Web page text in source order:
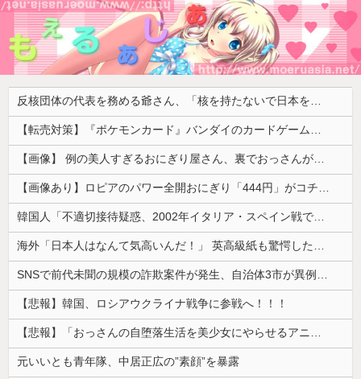
反核団体の代表を務める爺さん、「核を持たないで日本を守れますか」と中学生に詰問された結果……
【転売対策】『ポケモンカード』バンダイのカードゲームも転売対策にマイナンバー導入開始、今月から抽選販売に本人認証、公式大会にも「効果バツグン」
【画像】 例の美人すぎるおにぎり屋さん、裏でおっさんが握っていたｗｗｗｗｗｗｗｗｗｗｗｗｗｗｗｗｗ
【画像あり】ロピアのパワー全開おにぎり「444円」がコチラｗｗｗｗｗ
韓国人「不適切接待疑惑、2002年イタリア・スペイン戦で『韓国に奪われた』と欧州の大手メディアが一斉に報道！」
海外「日本人はなんて気高いんだ！」 英高級紙も驚愕した極限の中の日本人の姿に世界が衝撃
SNSで前代未聞の規模の詐欺案件が発生、自治体3市が異例の声明を発表して事実関係を全否定
【悲報】韓国、ロシアウクライナ戦争に参戦へ！！！
【悲報】「おっさんの自堕落生活を美少女にやらせるアニメ」、増えすぎてフェミにバレるｗｗｗｗ
元いいとも青年隊、中居正広の”素顔”を暴露